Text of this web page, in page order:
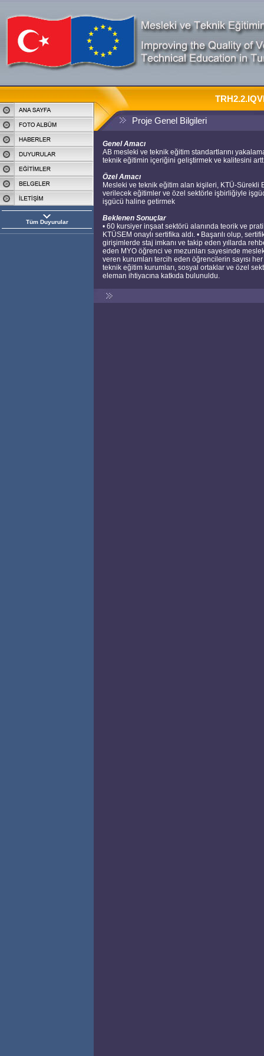
Tüm Duyurular
Proje Genel Bilgileri
Genel Amacı
AB mesleki ve teknik eğitim standartlarını
teknik eğitimin içeriğini geliştirmek ve kalitesini
Özel Amacı
Mesleki ve teknik eğitim alan kişileri, KTÜ-Sürekli
verilecek eğitimler ve özel sektörle işbirliğiyle
işgücü haline getirmek
Beklenen Sonuçlar
• 60 kursiyer inşaat sektörü alanında teorik ve
KTÜSEM onaylı sertifika aldı. • Başarılı olup,
girişimlerde staj imkanı ve takip eden yıllarda
eden MYO öğrenci ve mezunları sayesinde
veren kurumları tercih eden öğrencilerin sayısı
teknik eğitim kurumları, sosyal ortaklar ve özel
eleman ihtiyacına katkıda bulunuldu.